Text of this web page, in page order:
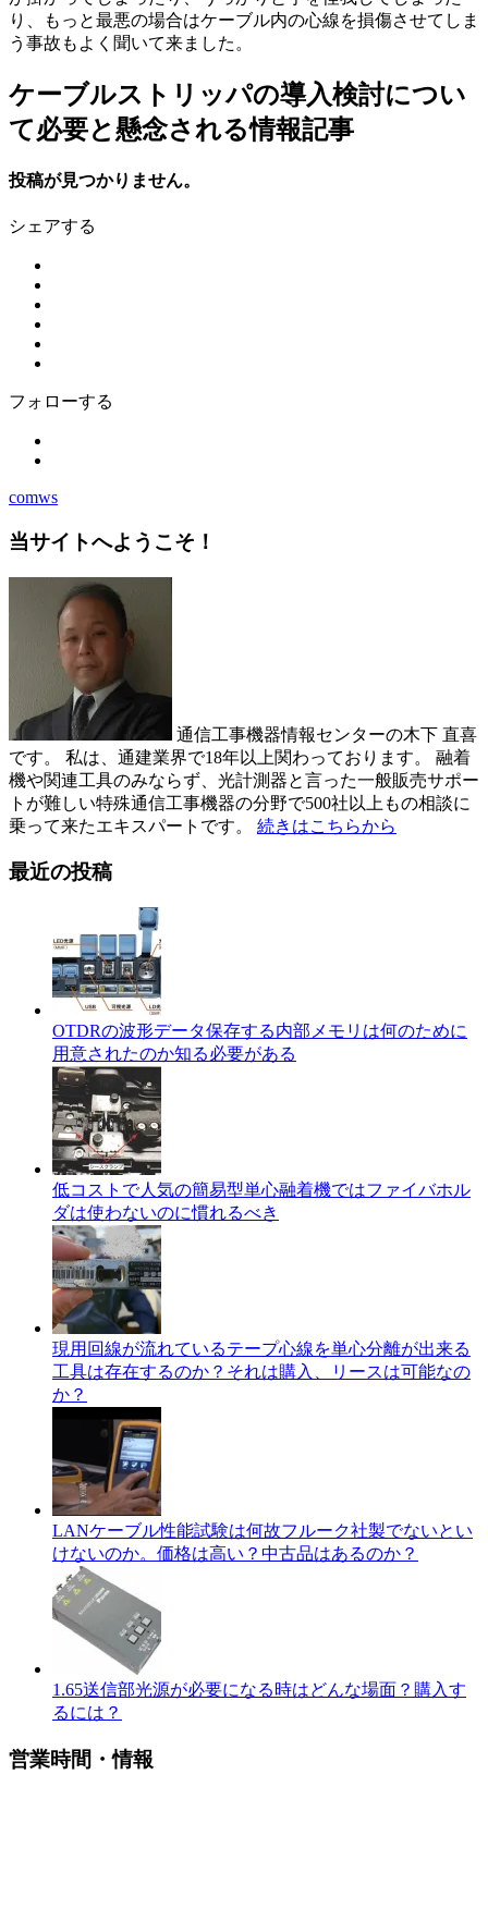
り、もっと最悪の場合はケーブル内の心線を損傷させてしま
う事故もよく聞いて来ました。
ケーブルストリッパの導入検討につい
て必要と懸念される情報記事
投稿が見つかりません。
シェアする
フォローする
comws
当サイトへようこそ！
通信工事機器情報センターの木下 直喜
です。 私は、通建業界で18年以上関わっております。 融着
機や関連工具のみならず、光計測器と言った一般販売サポー
トが難しい特殊通信工事機器の分野で500社以上もの相談に
乗って来たエキスパートです。 続きはこちらから
最近の投稿
OTDRの波形データ保存する内部メモリは何のために
用意されたのか知る必要がある
低コストで人気の簡易型単心融着機ではファイバホル
ダは使わないのに慣れるべき
現用回線が流れているテープ心線を単心分離が出来る
工具は存在するのか？それは購入、リースは可能なの
か？
LANケーブル性能試験は何故フルーク社製でないとい
けないのか。価格は高い？中古品はあるのか？
1.65送信部光源が必要になる時はどんな場面？購入す
るには？
営業時間・情報